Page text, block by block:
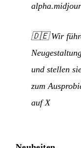
🇩🇪Wir
und stellen
zum
auf X